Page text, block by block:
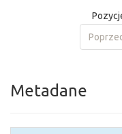
Metadane